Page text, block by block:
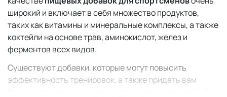
широкий и включает в себя множество продуктов,
таких как витамины и минеральные комплексы, а также
коктейли на основе трав, аминокислот, желез и
ферментов всех видов.
Существуют добавки, которые могут повысить
эффективность тренировок, а также придать вам